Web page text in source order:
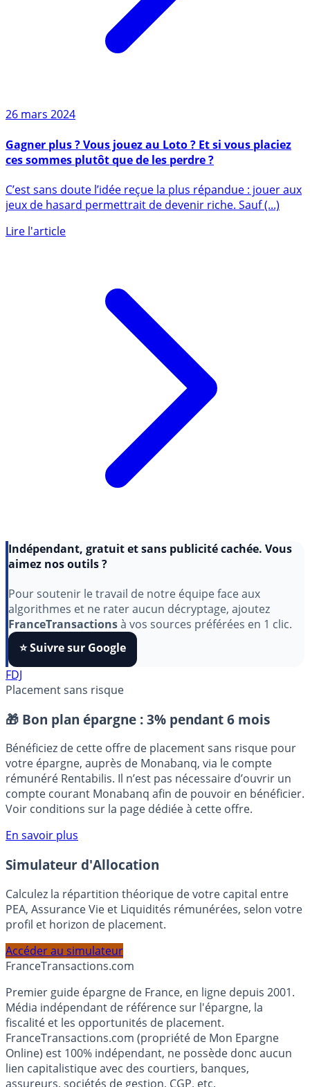
26 mars 2024
Gagner plus ? Vous jouez au Loto ? Et si vous placiez
ces sommes plutôt que de les perdre ?
jeux de hasard permettrait de devenir riche. Sauf (...)
aimez nos outils ?
Pour soutenir le travail de notre équipe face aux
algorithmes et ne rater aucun décryptage, ajoutez
FranceTransactionsà vos sources préférées en 1 clic.
⭐️ Suivre sur Google
Placement sans risque
🎁 Bon plan épargne : 3% pendant 6 mois
Bénéficiez de cette offre de placement sans risque pour
votre épargne, auprès de Monabanq, via le compte
rémunéré Rentabilis. Il n’est pas nécessaire d’ouvrir un
Voir conditions sur la page dédiée à cette offre.
En savoir plus
Simulateur d'Allocation
Calculez la répartition théorique de votre capital entre
profil et horizon de placement.
FranceTransactions.com
Premier guide épargne de France, en ligne depuis 2001.
Média indépendant de référence sur l'épargne, la
fiscalité et les opportunités de placement.
FranceTransactions.com (propriété de Mon Epargne
Online) est 100% indépendant, ne possède donc aucun